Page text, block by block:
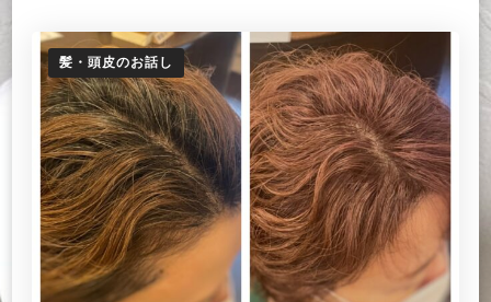
ン
の
髪
ケ
ア
へ
の
髪・頭皮のお話し